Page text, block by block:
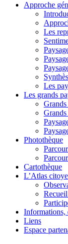
Approche
Les
Les
Les grands
Grands
Grands
Photothèque
Cartothèque
L’Atlas
Informations,
Liens
Espace